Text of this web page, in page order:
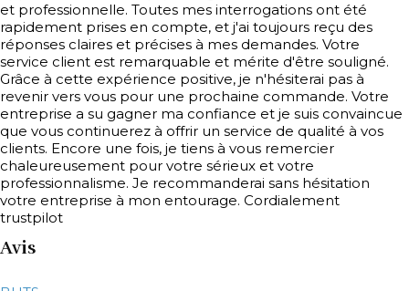
et professionnelle. Toutes mes interrogations ont été
rapidement prises en compte, et j'ai toujours reçu des
réponses claires et précises à mes demandes. Votre
service client est remarquable et mérite d'être souligné.
Grâce à cette expérience positive, je n'hésiterai pas à
revenir vers vous pour une prochaine commande. Votre
entreprise a su gagner ma confiance et je suis convaincue
que vous continuerez à offrir un service de qualité à vos
clients. Encore une fois, je tiens à vous remercier
chaleureusement pour votre sérieux et votre
professionnalisme. Je recommanderai sans hésitation
votre entreprise à mon entourage. Cordialement
trustpilot
Avis